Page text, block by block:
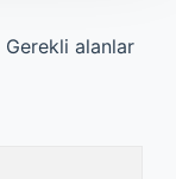
Gerekli alanlar